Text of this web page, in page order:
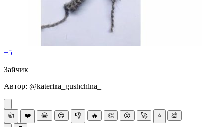
+5
Зaйчик
Автоp: @kаtеrina_gushсhina_
👍 ❤️ 😂 😍 👎 🔥 👏 😮 🚀 ⭐ 💩